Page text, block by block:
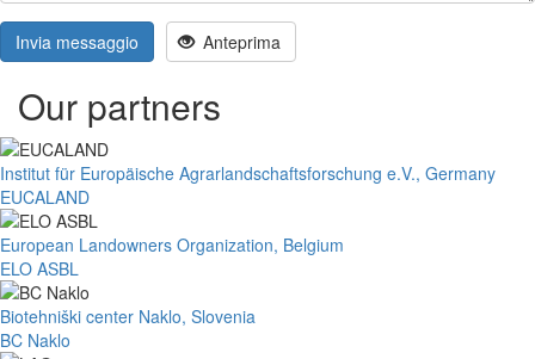
Invia messaggio Anteprima
Our partners
Institut für Europäische Agrarlandschaftsforschung e.V., Germany
EUCALAND
European Landowners Organization, Belgium
ELO ASBL
Biotehniški center Naklo, Slovenia
BC Naklo